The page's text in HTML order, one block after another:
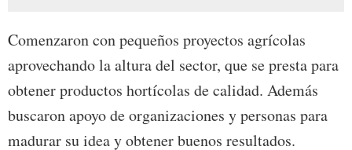
Comenzaron con pequeños proyectos agrícolas
aprovechando la altura del sector, que se presta para
obtener productos hortícolas de calidad. Además
buscaron apoyo de organizaciones y personas para
madurar su idea y obtener buenos resultados.